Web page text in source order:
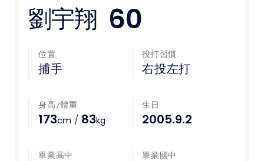
聯絡我們
POLICY
隱私權政策
網站使用條款
劉宇翔 60
位置
捕手
投打習慣
右投左打
身高/體重
173cm / 83kg
生日
2005.9.2
畢業高中 畢業國中